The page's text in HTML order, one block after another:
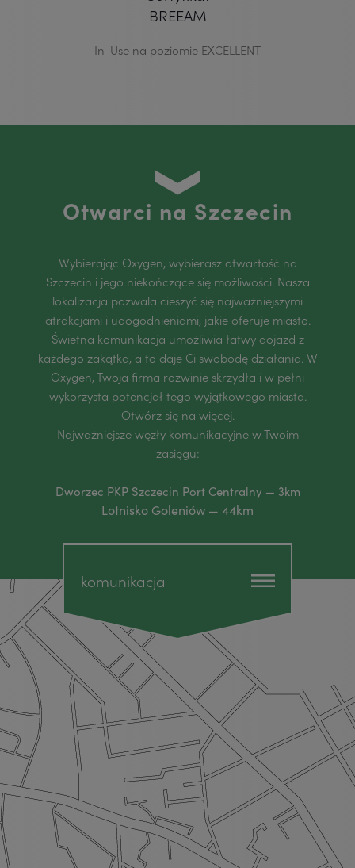
BREEAM
In-Use na poziomie EXCELLENT
Otwarci na Szczecin
Wybierając Oxygen, wybierasz otwartość na
Szczecin i jego niekończące się możliwości. Nasza
lokalizacja pozwala cieszyć się najważniejszymi
atrakcjami i udogodnieniami, jakie oferuje miasto.
Świetna komunikacja umożliwia łatwy dojazd z
każdego zakątka, a to daje Ci swobodę działania. W
Oxygen, Twoja firma rozwinie skrzydła i w pełni
wykorzysta potencjał tego wyjątkowego miasta.
Otwórz się na więcej.
Najważniejsze węzły komunikacyjne w Twoim
zasięgu:
Dworzec PKP Szczecin Port Centralny — 3km
Lotnisko Goleniów — 44km
komunikacja